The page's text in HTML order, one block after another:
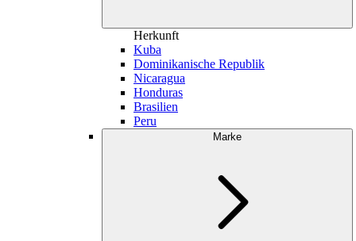
Herkunft
Kuba
Dominikanische Republik
Nicaragua
Honduras
Brasilien
Peru
Marke